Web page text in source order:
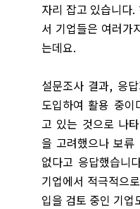
자리 잡고 있습니다
서 기업들은 여러가
는데요.
설문조사 결과, 응
도입하여 활용 중
고 있는 것으로 나
을 고려했으나 보
없다고 응답했습니
기업에서 적극적으
입을 검토 중인 기업